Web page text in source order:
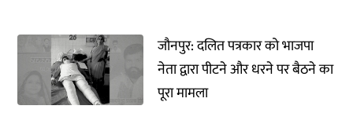
जौनपुर: दलित पत्रकार को भाजपा
नेता द्वारा पीटने और धरने पर बैठने का
पूरा मामला